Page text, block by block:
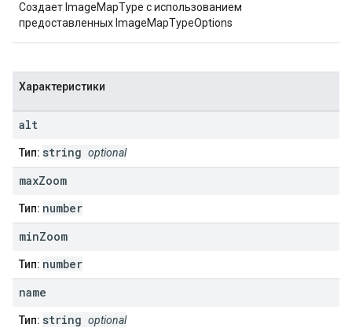
Создает ImageMapType с использованием
предоставленных ImageMapTypeOptions
Характеристики
alt
Тип: string optional
maxZoom
Тип: number
minZoom
Тип: number
name
Тип: string optional